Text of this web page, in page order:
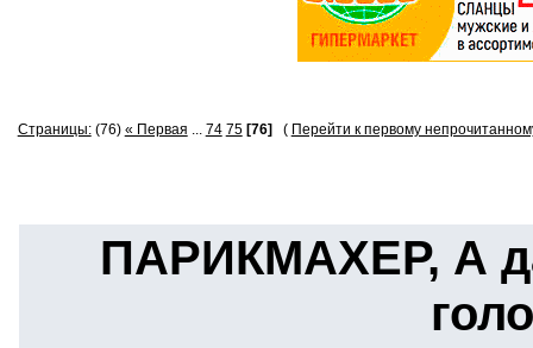
Страницы:(76) « Первая ... 74 75 [76] ( Перейти к первому
ПАРИКМАХЕР, А